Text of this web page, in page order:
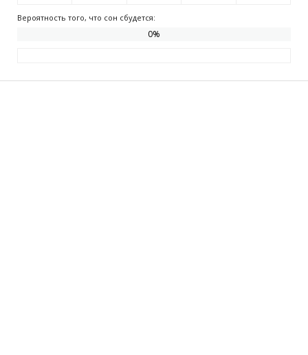
Вероятность того, что сон сбудется:
0%